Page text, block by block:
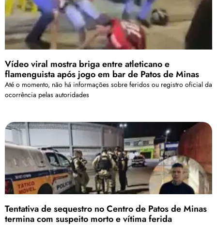
Vídeo viral mostra briga entre atleticano e
flamenguista após jogo em bar de Patos de Minas
Até o momento, não há informações sobre feridos ou registro oficial da
ocorrência pelas autoridades
Tentativa de sequestro no Centro de Patos de Minas
termina com suspeito morto e vítima ferida